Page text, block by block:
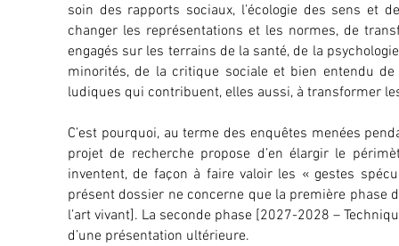
soin des rapports sociaux, l’écologie des sens et
changer les représentations et les normes, de
engagés sur les terrains de la santé, de la
minorités, de la critique sociale et bien entendu de
ludiques qui contribuent, elles aussi, à transformer
C’est pourquoi, au terme des enquêtes menées
projet de recherche propose d’en élargir le
inventent, de façon à faire valoir les « gestes
présent dossier ne concerne que la première phase
l’art vivant]. La seconde phase [2027-2028 –
d’une présentation ultérieure.